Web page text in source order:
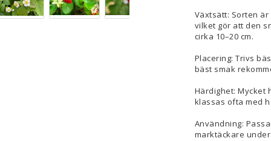
Växtsätt: Sorten
vilket gör att den
cirka 10–20 cm.
Placering: Trivs
bäst smak
Härdighet: Mycket
klassas ofta med
Användning:
marktäckare